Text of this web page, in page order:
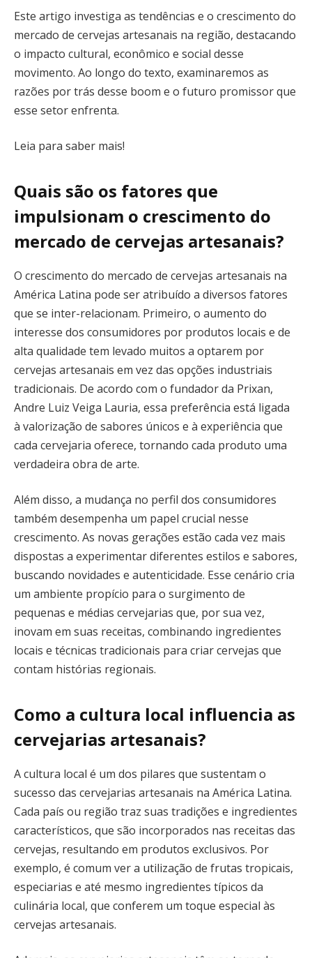
Este artigo investiga as tendências e o crescimento do
mercado de cervejas artesanais na região, destacando
o impacto cultural, econômico e social desse
movimento. Ao longo do texto, examinaremos as
razões por trás desse boom e o futuro promissor que
esse setor enfrenta.
Leia para saber mais!
Quais são os fatores que
impulsionam o crescimento do
mercado de cervejas artesanais?
O crescimento do mercado de cervejas artesanais na
América Latina pode ser atribuído a diversos fatores
que se inter-relacionam. Primeiro, o aumento do
interesse dos consumidores por produtos locais e de
alta qualidade tem levado muitos a optarem por
cervejas artesanais em vez das opções industriais
tradicionais. De acordo com o fundador da Prixan,
Andre Luiz Veiga Lauria, essa preferência está ligada
à valorização de sabores únicos e à experiência que
cada cervejaria oferece, tornando cada produto uma
verdadeira obra de arte.
Além disso, a mudança no perfil dos consumidores
também desempenha um papel crucial nesse
crescimento. As novas gerações estão cada vez mais
dispostas a experimentar diferentes estilos e sabores,
buscando novidades e autenticidade. Esse cenário cria
um ambiente propício para o surgimento de
pequenas e médias cervejarias que, por sua vez,
inovam em suas receitas, combinando ingredientes
locais e técnicas tradicionais para criar cervejas que
contam histórias regionais.
Como a cultura local influencia as
cervejarias artesanais?
A cultura local é um dos pilares que sustentam o
sucesso das cervejarias artesanais na América Latina.
Cada país ou região traz suas tradições e ingredientes
característicos, que são incorporados nas receitas das
cervejas, resultando em produtos exclusivos. Por
exemplo, é comum ver a utilização de frutas tropicais,
especiarias e até mesmo ingredientes típicos da
culinária local, que conferem um toque especial às
cervejas artesanais.